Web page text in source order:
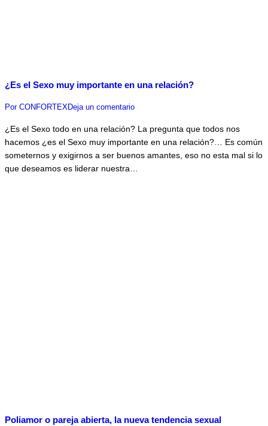
¿Es el Sexo muy importante en una relación?
Por CONFORTEXDeja un comentario
¿Es el Sexo todo en una relación? La pregunta que todos nos
hacemos ¿es el Sexo muy importante en una relación?… Es común
someternos y exigirnos a ser buenos amantes, eso no esta mal si lo
que deseamos es liderar nuestra…
Poliamor o pareja abierta, la nueva tendencia sexual